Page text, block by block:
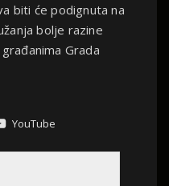
biti će podignuta na
bolje razine
Grada
YouTube